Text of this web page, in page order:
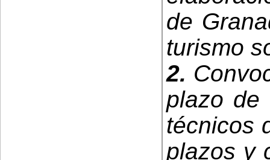
de
turismo
2.
plazo de
técnicos
plazos y